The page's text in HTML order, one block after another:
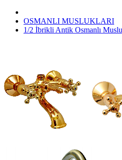
OSMANLI MUSLUKLARI
1/2 İbrikli Antik Osmanlı